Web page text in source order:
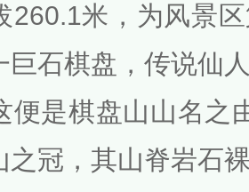
260.1米，为风景
巨石棋盘，传说仙
便是棋盘山山名之
之冠，其山脊岩石